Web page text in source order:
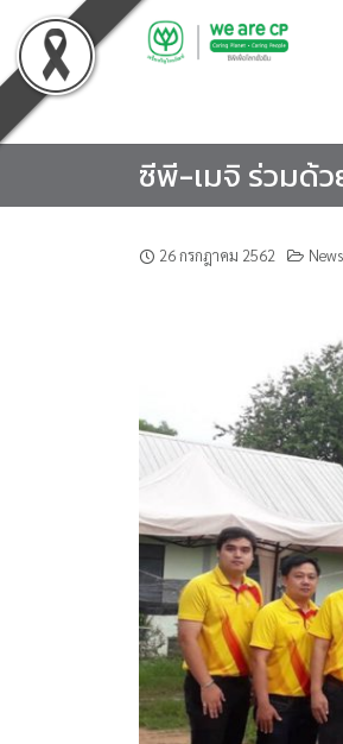
to
content
ซีพี-เมจิ ร่วมด้
26 กรกฎาคม 2562 News